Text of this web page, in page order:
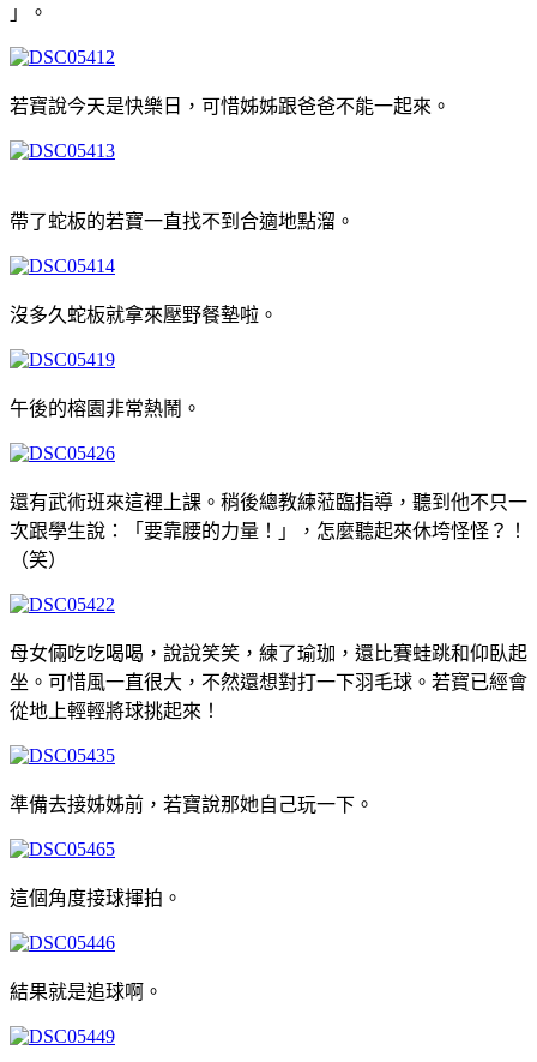
」。
若寶說今天是快樂日，可惜姊姊跟爸爸不能一起來。
帶了蛇板的若寶一直找不到合適地點溜。
沒多久蛇板就拿來壓野餐墊啦。
午後的榕園非常熱鬧。
還有武術班來這裡上課。稍後總教練蒞臨指導，聽到他不只一
次跟學生說：「要靠腰的力量！」，怎麼聽起來休垮怪怪？！
（笑）
母女倆吃吃喝喝，說說笑笑，練了瑜珈，還比賽蛙跳和仰臥起
坐。可惜風一直很大，不然還想對打一下羽毛球。若寶已經會
從地上輕輕將球挑起來！
準備去接姊姊前，若寶說那她自己玩一下。
這個角度接球揮拍。
結果就是追球啊。